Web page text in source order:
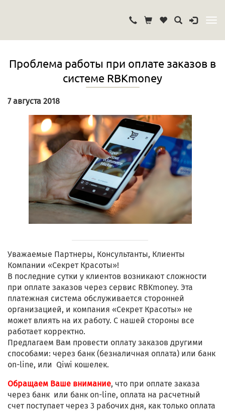
Проблема работы при оплате заказов в
системе RBKmoney
7 августа 2018
Уважаемые Партнеры, Консультанты, Клиенты
Компании «Секрет Красоты»!
В последние сутки у клиентов возникают сложности
при оплате заказов через сервис RBKmoney. Эта
платежная система обслуживается сторонней
организацией, и компания «Секрет Красоты» не
может влиять на их работу. С нашей стороны все
работает корректно.
Предлагаем Вам провести оплату заказов другими
способами: через банк (безналичная оплата) или банк
on-line, или Qiwi кошелек.
Обращаем Ваше внимание, что при оплате заказа
через банк или банк on-line, оплата на расчетный
счет поступает через 3 рабочих дня, как только оплата